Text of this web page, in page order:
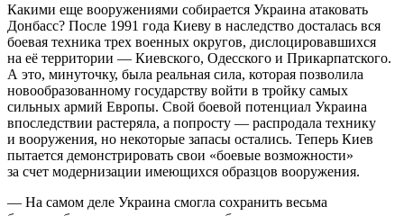
Какими еще вооружениями собирается Украина атаковать
Донбасс? После 1991 года Киеву в наследство досталась вся
боевая техника трех военных округов, дислоцировавшихся
на её территории — Киевского, Одесского и Прикарпатского.
А это, минуточку, была реальная сила, которая позволила
новообразованному государству войти в тройку самых
сильных армий Европы. Свой боевой потенциал Украина
впоследствии растеряла, а попросту — распродала технику
и вооружения, но некоторые запасы остались. Теперь Киев
пытается демонстрировать свои «боевые возможности»
за счет модернизации имеющихся образцов вооружения.
— На самом деле Украина смогла сохранить весьма